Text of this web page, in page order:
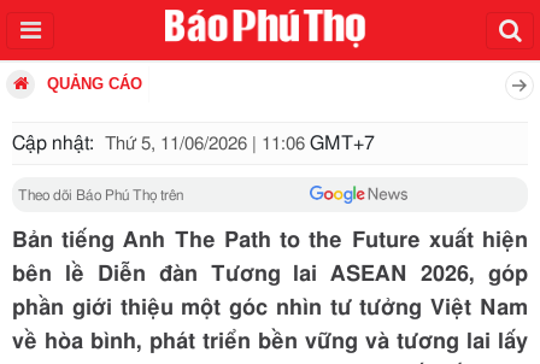
QUẢNG CÁO
Cập nhật: Thứ 5, 11/06/2026 | 11:06 GMT+7
Theo dõi Báo Phú Thọ trên
Bản tiếng Anh The Path to the Future xuất hiện
bên lề Diễn đàn Tương lai ASEAN 2026, góp
phần giới thiệu một góc nhìn tư tưởng Việt Nam
về hòa bình, phát triển bền vững và tương lai lấy